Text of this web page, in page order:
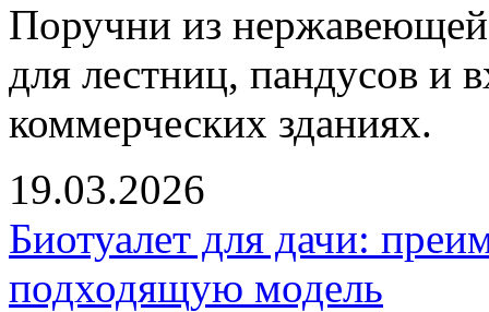
Поручни из
для лестниц, пандусов и
коммерческих зданиях.
19.03.2026
Биотуалет для дачи:
подходящую модель